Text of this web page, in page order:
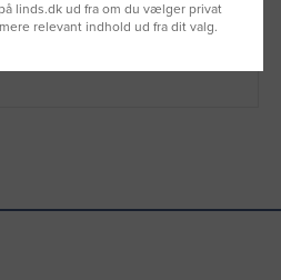
din lokale sælger
linds.dk ud fra om du vælger privat
relevant indhold ud fra dit valg.